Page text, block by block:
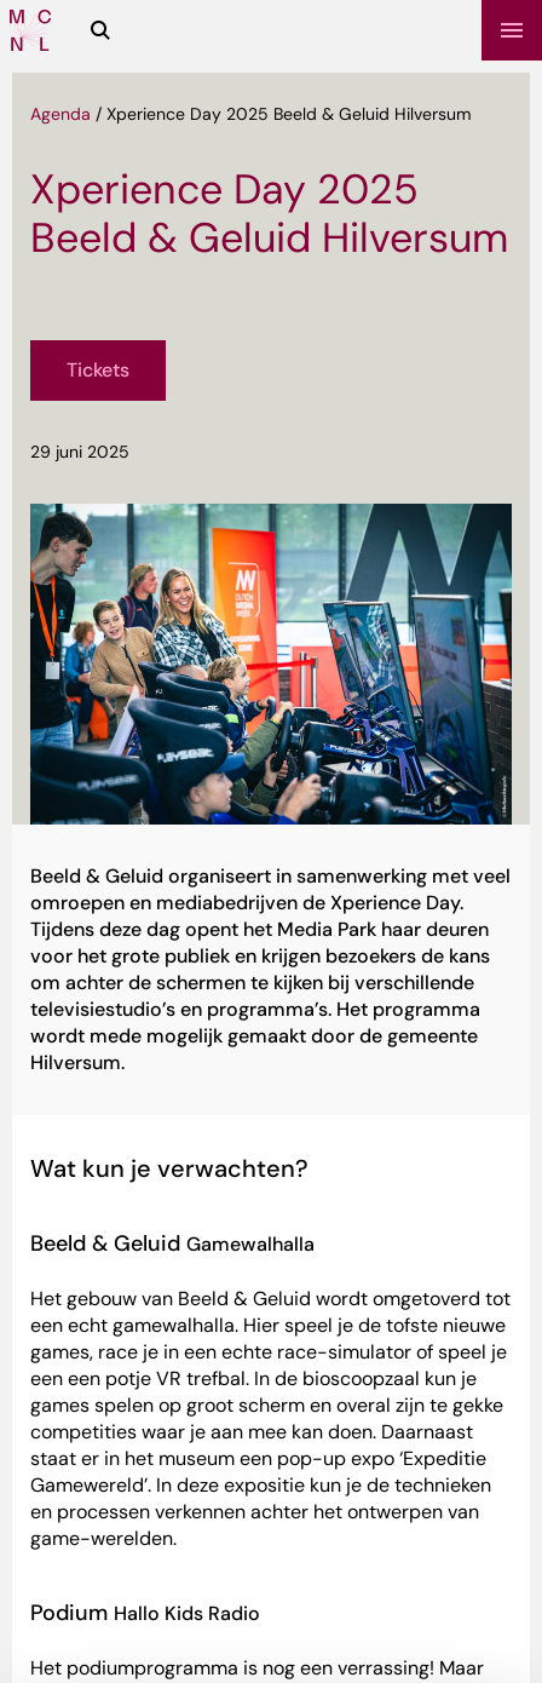
Media
Campus
Zoeken
Agenda / Xperience Day 2025 Beeld & Geluid Hilversum
Xperience Day 2025
Beeld & Geluid Hilversum
Tickets
29 juni 2025
Beeld & Geluid organiseert in samenwerking met veel
omroepen en mediabedrijven de Xperience Day.
Tijdens deze dag opent het Media Park haar deuren
voor het grote publiek en krijgen bezoekers de kans
om achter de schermen te kijken bij verschillende
televisiestudio’s en programma’s. Het programma
wordt mede mogelijk gemaakt door de gemeente
Hilversum.
Wat kun je verwachten?
Beeld & Geluid Gamewalhalla
Het gebouw van Beeld & Geluid wordt omgetoverd tot
een echt gamewalhalla. Hier speel je de tofste nieuwe
games, race je in een echte race-simulator of speel je
een een potje VR trefbal. In de bioscoopzaal kun je
games spelen op groot scherm en overal zijn te gekke
competities waar je aan mee kan doen. Daarnaast
staat er in het museum een pop-up expo ‘Expeditie
Gamewereld’. In deze expositie kun je de technieken
en processen verkennen achter het ontwerpen van
game-werelden.
Podium Hallo Kids Radio
Het podiumprogramma is nog een verrassing! Maar